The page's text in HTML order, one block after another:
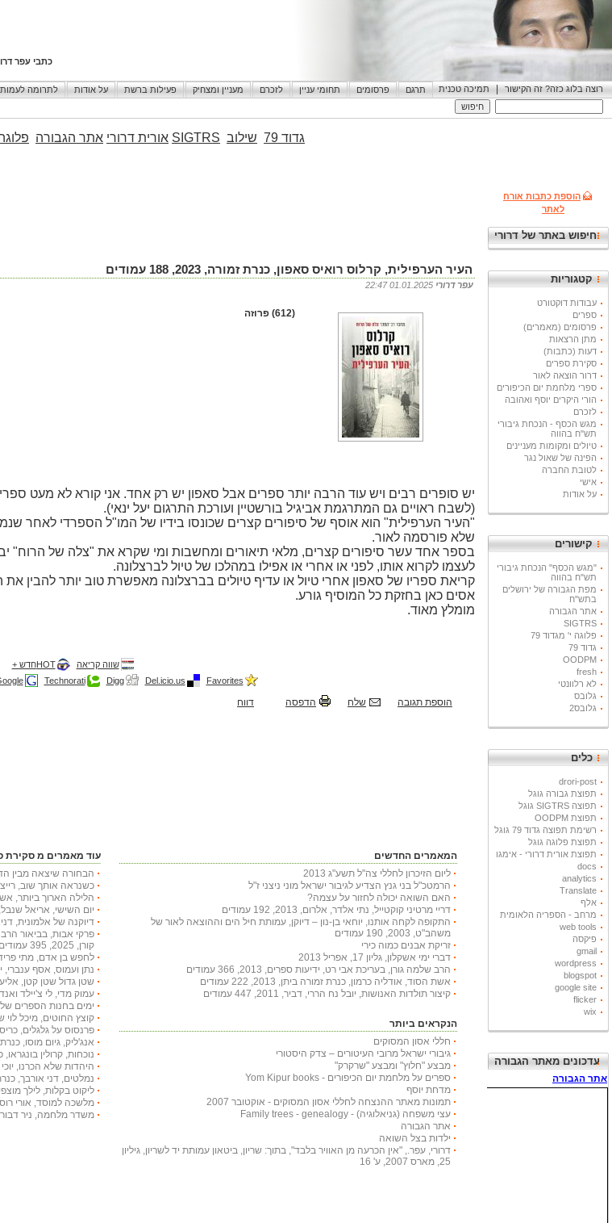
כתבי עפר
רוצה בלוג כזה? זה הקישור | תמיכה טכנית תרגם פרסומים תחומי עניין לזכרם מעניין ומצחיק פעילות ברשת על אודות לתרומה
הוספת כתבות אורח
לאתר
חיפוש באתר של דרורי
קטגוריות
עבודות דוקטורט
ספרים
פרסומים (מאמרים)
מתן הרצאות
דעות (כתבות)
סקירת ספרים
דרור הוצאה לאור
ספרי מלחמת יום הכיפורים
הורי היקרים יוסף ואהובה
לזכרם
מגש הכסף - הנכחת גיבורי
תש"ח בהווה
טיולים ומקומות מעניינים
הפינה של שאול נגר
לטובת החברה
אישי
על אודות
קישורים
"מגש הכסף" הנכחת גיבורי
תש"ח בהווה
מפת הגבורה של ירושלים
בתש"ח
אתר הגבורה
SIGTRS
פלוגה י' מגדוד 79
גדוד 79
OODPM
fresh
לא רלוונטי
גלובס
גלובס2
כלים
drori-post
תפוצת גבורה גוגל
תפוצה SIGTRS גוגל
תפוצת OODPM
רשימת תפוצה גדוד 79 גוגל
תפוצת פלוגה גוגל
תפוצת אורית דרורי - אימגו
docs
analytics
Translate
אלף
מרחב - הספריה הלאומית
web tools
פיקסה
gmail
wordpress
blogspot
google site
flicker
wix
עדכונים מאתר הגבורה
גדוד 79 שילוב SIGTRS אורית דרורי אתר הגבורה פלוגה
העיר הערפילית, קרלוס רואיס סאפון, כנרת זמורה, 2023, 188 עמודים
עפר דרורי
(612) פרוזה
יש סופרים רבים ויש עוד הרבה יותר ספרים אבל סאפון יש רק אחד. אני קורא לא מעט
(לשבח ראויים גם המתרגמת אביגיל בורשטיין ועורכת התרגום יעל ינאי).
"העיר הערפילית" הוא אוסף של סיפורים קצרים שכונסו בידיו של המו"ל הספרדי לאחר
שלא פורסמה לאור.
בספר אחד עשר סיפורים קצרים, מלאי תיאורים ומחשבות ומי שקרא את "צלה של הרוח"
לעצמו לקרוא אותו, לפני או אחרי או אפילו במהלכו של טיול לברצלונה.
קריאת ספריו של סאפון אחרי טיול או עדיף טיולים בברצלונה מאפשרת טוב יותר להבין את
אסים כאן בחזקת כל המוסיף גורע.
מומלץ מאוד.
שווה קריאה
HOTחדש +
Favorites
Del.icio.us
Digg
Technorati
הוספת תגובה שלח הדפסה דווח
המאמרים החדשים
ליום הזיכרון לחללי צה"ל תשע"ג 2013
הרמטכ"ל בני גנץ הצדיע לגיבור ישראל מוני ניצני ז"ל
האם השואה יכולה לחזור על עצמה?
דריי מרטיני קוקטייל, נתי אלדר, אלרום, 2013, 192 עמודים
התקופה לקחה אותנו, יוחאי בן-נון – דיוקן, עמותת חיל הים וההוצאה לאור של
משהב"ט, 2003, 190 עמודים
זריקת אבנים כמוה כירי
דברי ימי אשקלון, גליון 17, אפריל 2013
הרב שלמה גורן, בעריכת אבי רט, ידיעות ספרים, 2013, 366 עמודים
אשת הסוד, אודליה כרמון, כנרת זמורה ביתן, 2013, 222 עמודים
קיצור תולדות האנושות, יובל נח הררי, דביר, 2011, 447 עמודים
הנקראים ביותר
חללי אסון המסוקים
גיבורי ישראל מרובי העיטורים – צדק היסטורי
מבצע "חלוץ" ומבצע "שרקרק"
ספרים על מלחמת יום הכיפורים - Yom Kipur books
מדחת יוסף
תמונות מאתר ההנצחה לחללי אסון המסוקים - אוקטובר 2007
עצי משפחה (גניאלוגיה) - Family trees - genealogy
אתר הגבורה
ילדות בצל השואה
דרורי, עפר., "אין הכרעה מן האוויר בלבד", בתוך: שריון, ביטאון עמותת יד לשריון, גיליון
25, מארס 2007, ע' 16
עוד מאמרים מ סקירת
הבחורה שיצאה מבין הדפים,
כשנראה אותך שוב, רייצ'ל
הלילה הארוך ביותר, אשכול נבו,
יום השישי, אריאל שנבל, כנרת,
דיוקנה של אלמונית, דניאל
פרקי אבות, בביאור
קורן, 2025, 395 עמודים
לחפש בן אדם, מתי פרידמן, דביר,
נתן ועמוס, אסף ענברי, ידיעות
שטן גדול שטן קטן, אליעזר
עמוק מדי, לי צ'יילד ואנדרו
ימים בחנות הספרים של
קוצץ החוטים, מיכל לוי שלו,
פרנסוס על גלגלים, כריסטופר
אנג'ליק, גיום מוסו, כנרת, 2024, 219
נוכחות, קרולין בונגראו, כנרת, 2025,
היהדות שלא הכרנו, יוכי ברנדס,
נמלטים, דני אורבך, כנרת, 2025, 399
ליקוט בקלות, לילך מוצפי הראל,
מלשכה למוסד, אורי רוסט ושי
משדר מלחמה, ניר דבורי, דביר, 2025,